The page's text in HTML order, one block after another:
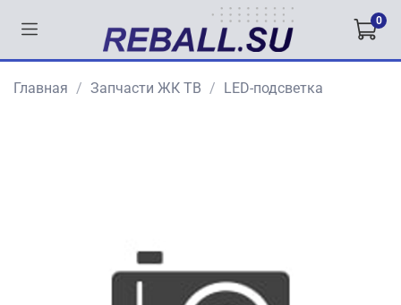
0
Главная Запчасти ЖК ТВ LED-подсветка